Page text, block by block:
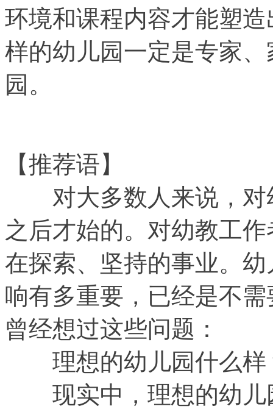
环境和课程内容才能塑
样的幼儿园一定是专家
园。
【推荐语】
对大多数人来说，对
之后才始的。对幼教工
在探索、坚持的事业。
响有多重要，已经是不
曾经想过这些问题：
理想的幼儿园什么样
现实中，理想的幼儿